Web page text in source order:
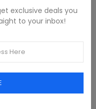
exclusive deals you
to your inbox!